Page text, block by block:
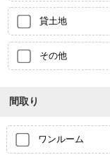
貸土地
その他
間取り
ワンルーム